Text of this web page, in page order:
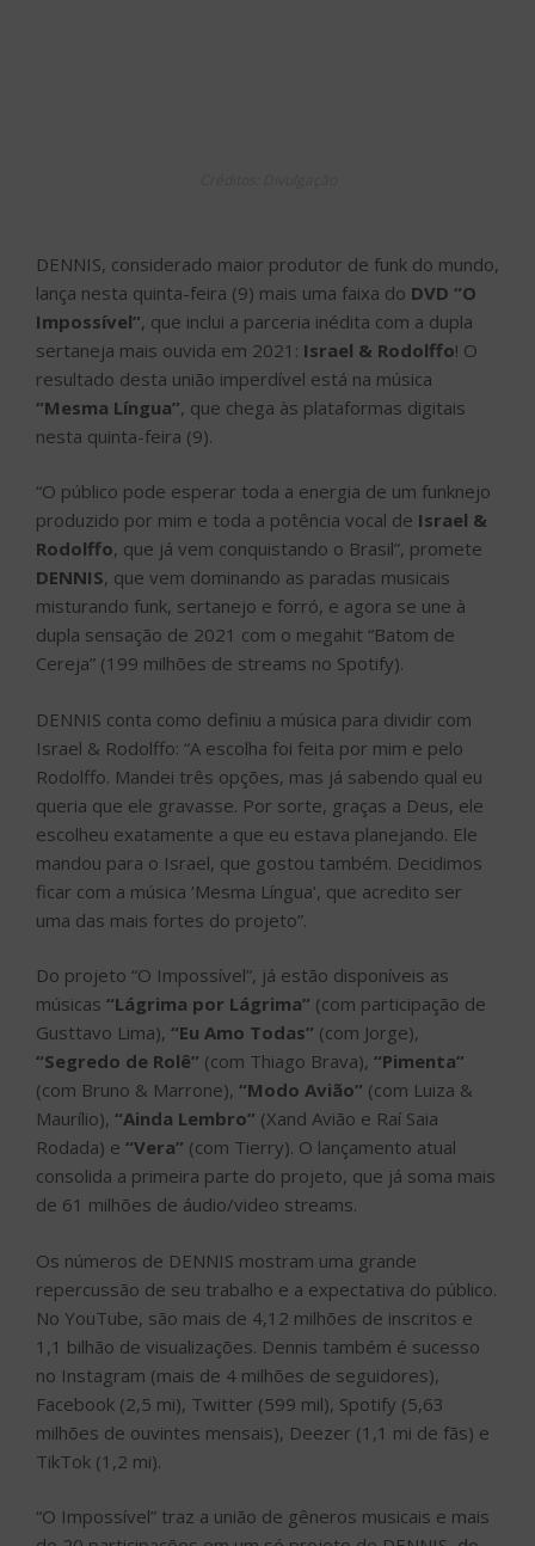
DENNIS, considerado maior produtor de funk do mundo,
lança nesta quinta-feira (9) mais uma faixa do DVD “O
Impossível”, que inclui a parceria inédita com a dupla
sertaneja mais ouvida em 2021: Israel & Rodolffo! O
resultado desta união imperdível está na música
“Mesma Língua”, que chega às plataformas digitais
nesta quinta-feira (9).
“O público pode esperar toda a energia de um funknejo
produzido por mim e toda a potência vocal de Israel &
Rodolffo, que já vem conquistando o Brasil”, promete
DENNIS, que vem dominando as paradas musicais
misturando funk, sertanejo e forró, e agora se une à
dupla sensação de 2021 com o megahit “Batom de
Cereja” (199 milhões de streams no Spotify).
DENNIS conta como definiu a música para dividir com
Israel & Rodolffo: “A escolha foi feita por mim e pelo
Rodolffo. Mandei três opções, mas já sabendo qual eu
queria que ele gravasse. Por sorte, graças a Deus, ele
escolheu exatamente a que eu estava planejando. Ele
mandou para o Israel, que gostou também. Decidimos
ficar com a música ‘Mesma Língua’, que acredito ser
uma das mais fortes do projeto”.
Do projeto “O Impossível”, já estão disponíveis as
músicas “Lágrima por Lágrima” (com participação de
Gusttavo Lima), “Eu Amo Todas” (com Jorge),
“Segredo de Rolê” (com Thiago Brava), “Pimenta”
(com Bruno & Marrone), “Modo Avião” (com Luiza &
Maurílio), “Ainda Lembro” (Xand Avião e Raí Saia
Rodada) e “Vera” (com Tierry). O lançamento atual
consolida a primeira parte do projeto, que já soma mais
de 61 milhões de áudio/video streams.
Os números de DENNIS mostram uma grande
repercussão de seu trabalho e a expectativa do público.
No YouTube, são mais de 4,12 milhões de inscritos e
1,1 bilhão de visualizações. Dennis também é sucesso
no Instagram (mais de 4 milhões de seguidores),
Facebook (2,5 mi), Twitter (599 mil), Spotify (5,63
milhões de ouvintes mensais), Deezer (1,1 mi de fãs) e
TikTok (1,2 mi).
“O Impossível” traz a união de gêneros musicais e mais